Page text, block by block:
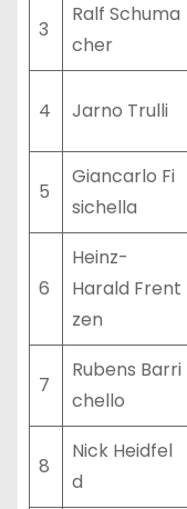
3
Ralf Schuma
cher
4 Jarno Trulli
5
Giancarlo Fi
sichella
6
Heinz-
Harald Frent
zen
7
Rubens Barri
chello
8
Nick Heidfel
d